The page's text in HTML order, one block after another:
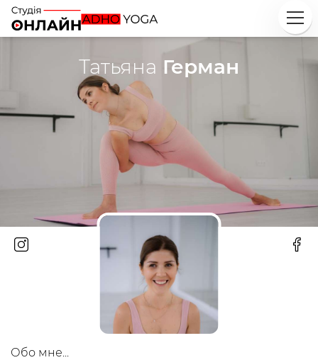
Исследуй
Курсы
Инструкторы
Татьяна Герман
Обо мне...